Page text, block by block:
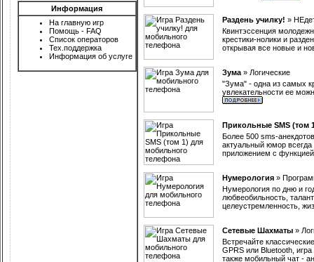
Информация
На главную игр
Помощь - FAQ
Список операторов
Тех.поддержка
Информация об услуге
Раздень училку! »
Квинтэссенция
крестики-нолики и
открывая все новые и
Зума » Логические
"Зума" - одна из самых
увлекательности ее
Прикольные SMS (том
Более 500 sms-
актуальный юмор
приложением с
Нумерология »
Нумерология по дню и
любвеобильность,
целеустремленность,
Сетевые Шахматы »
Встречайте
GPRS или Bluetooth,
также мобильный чат -